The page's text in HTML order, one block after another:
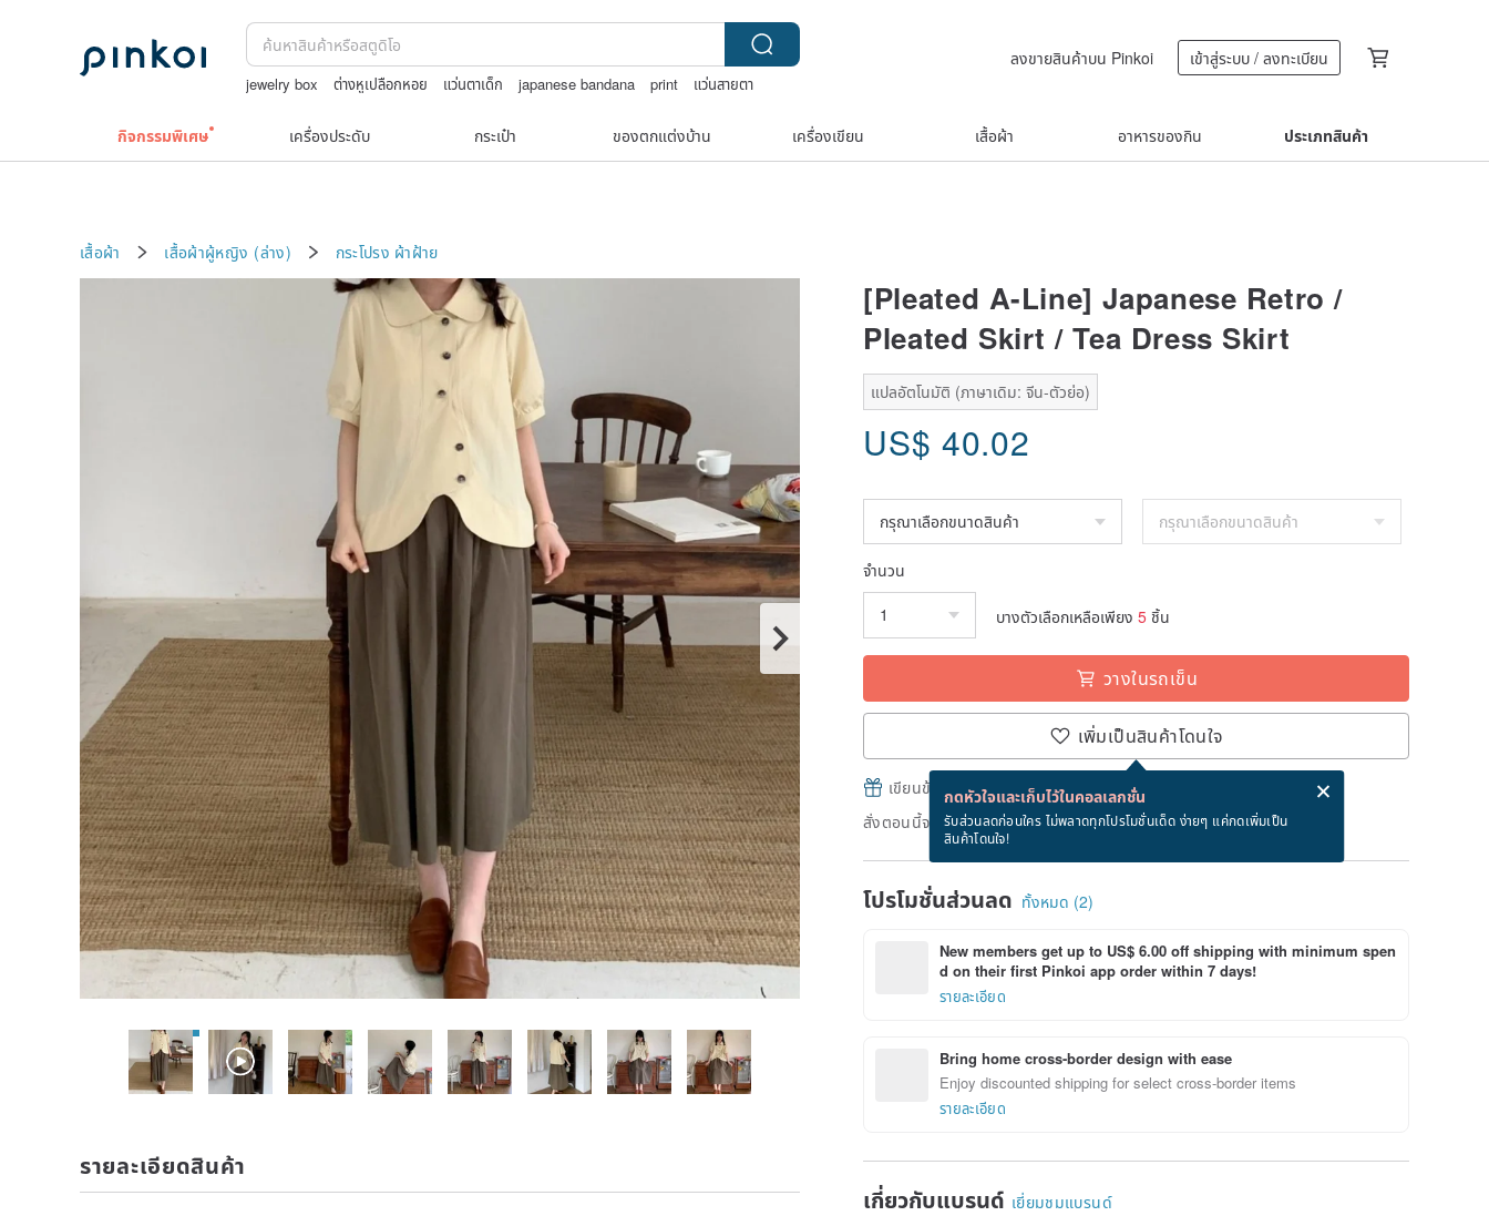
jewelry box ต่างหูเปลือกหอย แว่นตาเด็ก japanese bandana print
แว่นสายตา
ลงขายสินค้าบน Pinkoi เข้าสู่ระบบ / ลงทะเบียน
กิจกรรมพิเศษ เครื่องประดับ กระเป๋า ของตกแต่งบ้าน เครื่องเขียน เสื้อผ้า อาหารของกิน ประเภทสินค้า
เสื้อผ้า เสื้อผ้าผู้หญิง (ล่าง) กระโปรง ผ้าฝ้าย
[Pleated A-Line] Japanese Retro /
Pleated Skirt / Tea Dress Skirt
แปลอัตโนมัติ (ภาษาเดิม: จีน-ตัวย่อ)
US$ 40.02
จำนวน
บางตัวเลือกเหลือเพียง 5 ชิ้น
วางในรถเข็น
เพิ่มเป็นสินค้าโดนใจ
กดหัวใจและเก็บไว้ในคอลเลกชั่น
รับส่วนลดก่อนใคร ไม่พลาดทุกโปรโมชั่นเด็ด ง่ายๆ แค่กดเพิ่มเป็น
สินค้าโดนใจ!
เขียนข้อความและส่ง eCard ฟรีเมื่อซื้อสินค้า!
สั่งตอนนี้จะได้รับภายใน 8/16~8/24
โปรโมชั่นส่วนลด ทั้งหมด (2)
New members get up to US$ 6.00 off shipping with minimum spen
d on their first Pinkoi app order within 7 days!
รายละเอียด
Bring home cross-border design with ease
Enjoy discounted shipping for select cross-border items
รายละเอียด
เกี่ยวกับแบรนด์ เยี่ยมชมแบรนด์
รายละเอียดสินค้า